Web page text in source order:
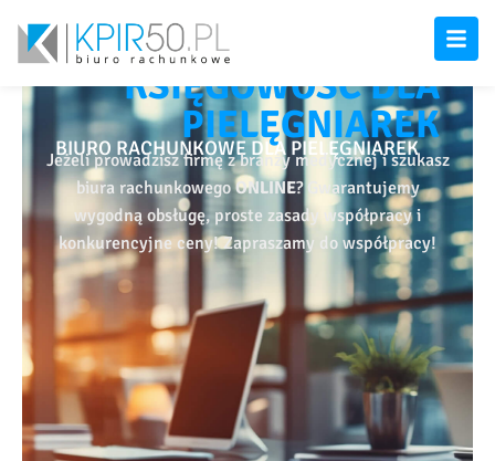
KSIĘGOWOŚĆ DLA
PIELĘGNIAREK
BIURO RACHUNKOWE DLA PIELĘGNIAREK
Jeżeli prowadzisz firmę z branży medycznej i szukasz
biura rachunkowegoONLINE? Gwarantujemy
wygodną obsługę, proste zasady współpracy i
konkurencyjne ceny! Zapraszamy do współpracy!